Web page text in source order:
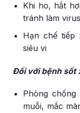
Khi ho, hắt
tránh làm
Hạn chế tiếp
siêu vi
Đối với bệnh sốt
Phòng chống
muỗi, mắc